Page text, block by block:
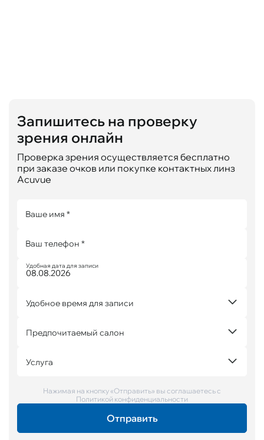
Запишитесь на проверку
зрения онлайн
Проверка зрения осуществляется бесплатно
при заказе очков или покупке контактных линз
Acuvue
Ваше имя *
Ваш телефон *
Удобная дата для записи
Удобное время для записи
Предпочитаемый салон
Услуга
Нажимая на кнопку «Отправить» вы соглашаетесь с
Политикой конфиденциальности